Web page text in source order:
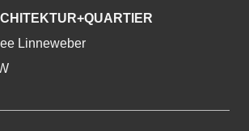
Linneweber